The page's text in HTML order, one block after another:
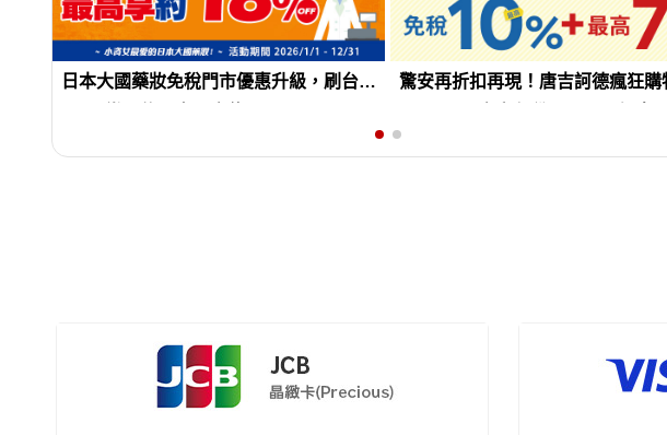
日本大國藥妝免稅門市優惠升級，刷台灣
驚安再折扣再現！唐吉訶德瘋狂購